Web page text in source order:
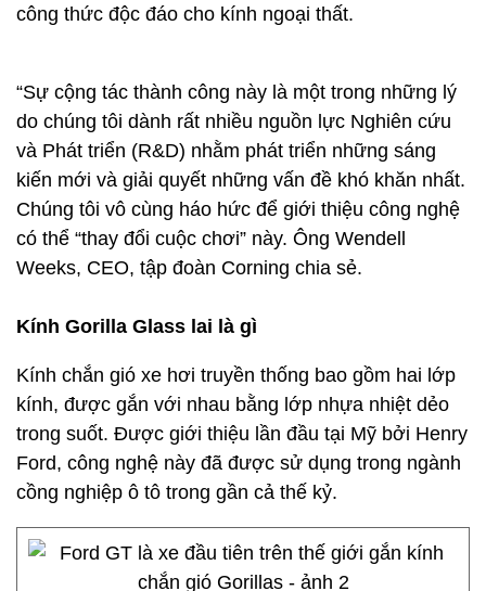
công thức độc đáo cho kính ngoại thất.
“Sự cộng tác thành công này là một trong những lý
do chúng tôi dành rất nhiều nguồn lực Nghiên cứu
và Phát triển (R&D) nhằm phát triển những sáng
kiến mới và giải quyết những vấn đề khó khăn nhất.
Chúng tôi vô cùng háo hức để giới thiệu công nghệ
có thể “thay đổi cuộc chơi” này. Ông Wendell
Weeks, CEO, tập đoàn Corning chia sẻ.
Kính Gorilla Glass lai là gì
Kính chắn gió xe hơi truyền thống bao gồm hai lớp
kính, được gắn với nhau bằng lớp nhựa nhiệt dẻo
trong suốt. Được giới thiệu lần đầu tại Mỹ bởi Henry
Ford, công nghệ này đã được sử dụng trong ngành
cồng nghiệp ô tô trong gần cả thế kỷ.